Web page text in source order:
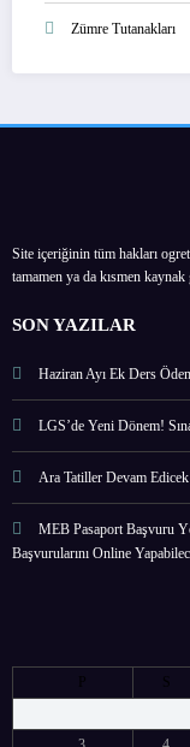
Zümre Tutanakları
Site içeriğinin tüm hakları
tamamen ya da kısmen
SON YAZILAR
Haziran Ayı Ek Ders
LGS’de Yeni Dönem!
Ara Tatiller Devam
MEB Pasaport Başvuru
Başvurularını Online
P
S